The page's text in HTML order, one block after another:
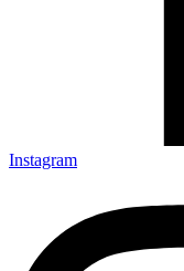
Instagram